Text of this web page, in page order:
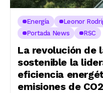
Energía Leonor
Portada News
RSC
La revolución de
sostenible la
eficiencia
emisiones de CO2